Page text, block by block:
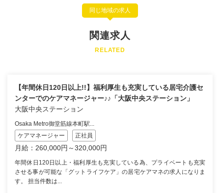
同じ地域の求人
関連求人
RELATED
【年間休日120日以上!!】福利厚生も充実している居宅介護セ
ンターでのケアマネージャー♪♪「大阪中央ステーション」
大阪中央ステーション
Osaka Metro御堂筋線本町駅...
ケアマネージャー
正社員
月給：260,000円～320,000円
年間休日120日以上・福利厚生も充実している為、プライベートも充実
させる事が可能な「グットライフケア」の居宅ケアマネの求人になりま
す。 担当件数は...